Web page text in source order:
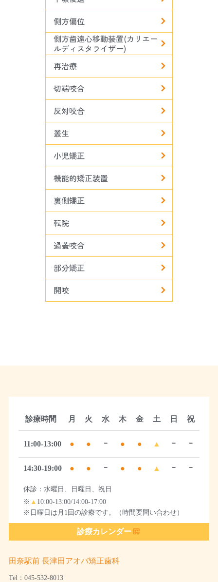
側方偏位
側方歯遠心移動装置(カリエー
ルディスタライザー)
再治療
切端咬合
反対咬合
叢生
小児矯正
機能的矯正装置
裏側矯正
転院
過蓋咬合
部分矯正
開咬
診療時間 月 火 水 木 金 土 日 祝
11:00-13:00 ● ● ｰ ● ● ▲ ｰ ｰ
14:30-19:00 ● ● ｰ ● ● ▲ ｰ ｰ
休診：水曜日、日曜日、祝日
※ ▲ 10:00-13:00/14:00-17:00
※日曜日は月1回の診療です。（時間要問い合わせ）
診療カレンダー
田奈駅前 長津田アオバ矯正歯科
Tel：045-532-8013